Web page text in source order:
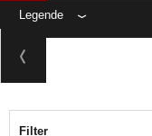
Legende
Filter